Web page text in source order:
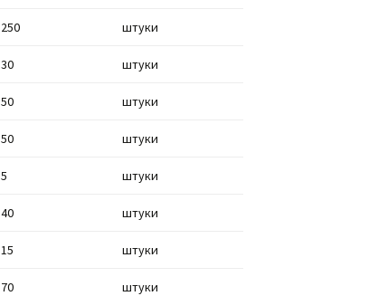
250 штуки
30 штуки
50 штуки
50 штуки
5 штуки
40 штуки
15 штуки
70 штуки